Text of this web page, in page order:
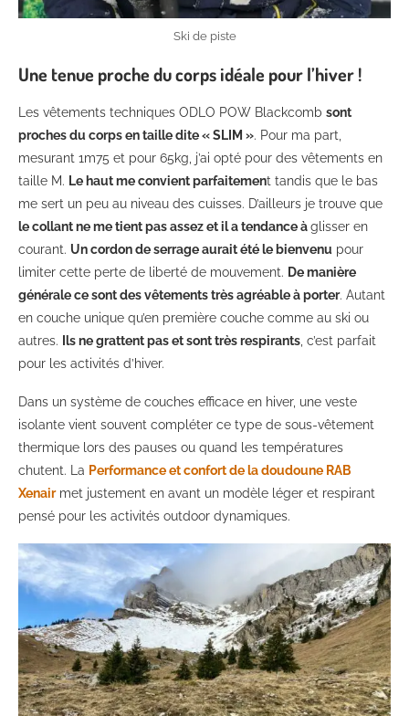
Ski de piste
Une tenue proche du corps idéale pour l’hiver !
Les vêtements techniques ODLO POW Blackcomb sont
proches du corps en taille dite « SLIM ». Pour ma part,
mesurant 1m75 et pour 65kg, j’ai opté pour des vêtements en
taille M. Le haut me convient parfaitement tandis que le bas
me sert un peu au niveau des cuisses. D’ailleurs je trouve que
le collant ne me tient pas assez et il a tendance àglisser en
courant. Un cordon de serrage aurait été le bienvenu pour
limiter cette perte de liberté de mouvement. De manière
générale ce sont des vêtements très agréable à porter. Autant
en couche unique qu’en première couche comme au ski ou
autres. Ils ne grattent pas et sont très respirants, c’est parfait
pour les activités d’hiver.
Dans un système de couches efficace en hiver, une veste
isolante vient souvent compléter ce type de sous-vêtement
thermique lors des pauses ou quand les températures
chutent. La Performance et confort de la doudoune RAB
Xenairmet justement en avant un modèle léger et respirant
pensé pour les activités outdoor dynamiques.